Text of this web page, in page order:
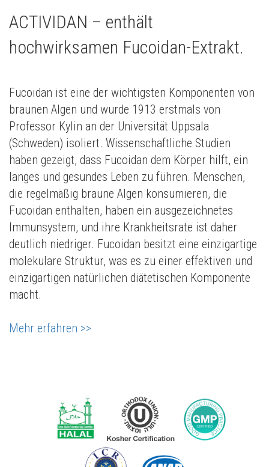
ACTIVIDAN – enthält
hochwirksamen Fucoidan-Extrakt.
Fucoidan ist eine der wichtigsten Komponenten von
braunen Algen und wurde 1913 erstmals von
Professor Kylin an der Universität Uppsala
(Schweden) isoliert. Wissenschaftliche Studien
haben gezeigt, dass Fucoidan dem Körper hilft, ein
langes und gesundes Leben zu führen. Menschen,
die regelmäßig braune Algen konsumieren, die
Fucoidan enthalten, haben ein ausgezeichnetes
Immunsystem, und ihre Krankheitsrate ist daher
deutlich niedriger. Fucoidan besitzt eine einzigartige
molekulare Struktur, was es zu einer effektiven und
einzigartigen natürlichen diätetischen Komponente
macht.
Mehr erfahren >>